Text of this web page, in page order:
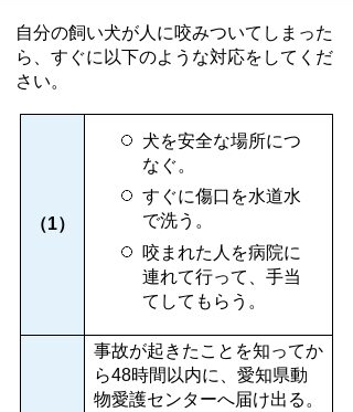
自分の飼い犬が人に咬みついてしまった
ら、すぐに以下のような対応をしてくだ
さい。
（1）
犬を安全な場所につ
なぐ。
すぐに傷口を水道水
で洗う。
咬まれた人を病院に
連れて行って、手当
てしてもらう。
事故が起きたことを知ってか
ら48時間以内に、愛知県動
物愛護センターへ届け出る。